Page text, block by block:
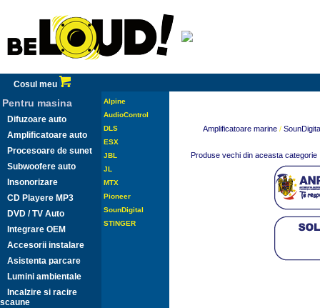
Cosul meu
Pentru masina
Difuzoare auto
Amplificatoare auto
Procesoare de sunet
Subwoofere auto
Insonorizare
CD Playere MP3
DVD / TV Auto
Integrare OEM
Accesorii instalare
Asistenta parcare
Lumini ambientale
Incalzire si racire
scaune
Alpine
AudioControl
DLS
ESX
JBL
JL
MTX
Pioneer
SounDigital
STINGER
Amplificatoare marine/
Produse vechi din aceasta categorie